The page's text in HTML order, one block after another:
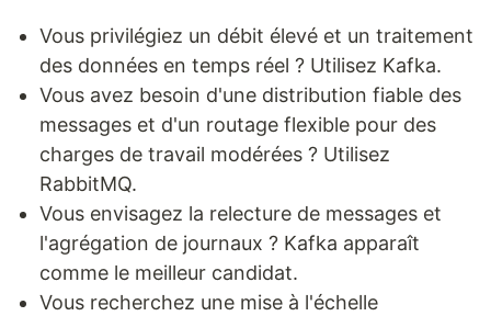
Vous privilégiez un débit élevé et un traitement
des données en temps réel ? Utilisez Kafka.
Vous avez besoin d'une distribution fiable des
messages et d'un routage flexible pour des
charges de travail modérées ? Utilisez
RabbitMQ.
Vous envisagez la relecture de messages et
l'agrégation de journaux ? Kafka apparaît
comme le meilleur candidat.
Vous recherchez une mise à l'échelle